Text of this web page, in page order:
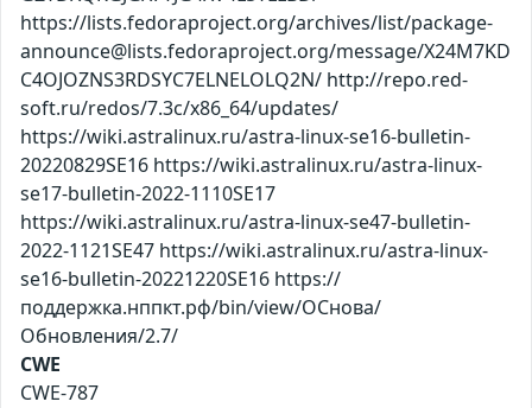
https://lists.fedoraproject.org/archives/list/package-
announce@lists.fedoraproject.org/message/X24M7KD
C4OJOZNS3RDSYC7ELNELOLQ2N/ http://repo.red-
soft.ru/redos/7.3c/x86_64/updates/
https://wiki.astralinux.ru/astra-linux-se16-bulletin-
20220829SE16 https://wiki.astralinux.ru/astra-linux-
se17-bulletin-2022-1110SE17
https://wiki.astralinux.ru/astra-linux-se47-bulletin-
2022-1121SE47 https://wiki.astralinux.ru/astra-linux-
se16-bulletin-20221220SE16 https://
поддержка.нппкт.рф/bin/view/ОСнова/
Обновления/2.7/
CWE
CWE-787